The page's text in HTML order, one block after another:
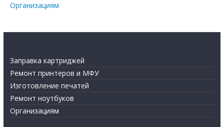
Организациям
Заправка картриджей
Ремонт принтеров и МФУ
Изготовление печатей
Ремонт ноутбуков
Организациям